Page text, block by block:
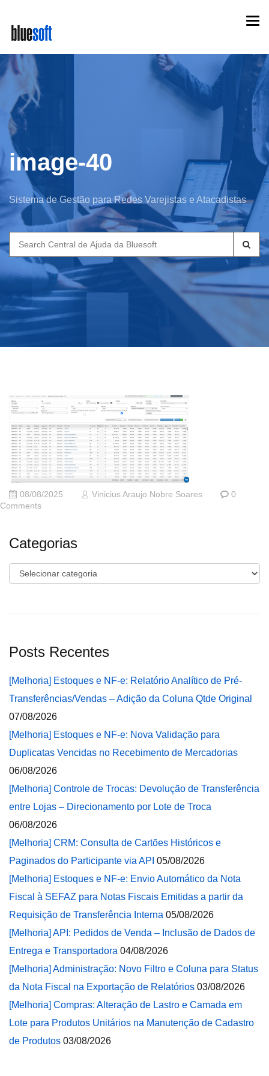
main
content
image-40
Sistema de Gestão para Redes Varejistas e Atacadistas
Search
for:
08/08/2025 Vinicius Araujo Nobre Soares
0
Comments
Categorias
Categorias
Posts Recentes
[Melhoria] Estoques e NF-e: Relatório Analítico de Pré-
Transferências/Vendas – Adição da Coluna Qtde Original
07/08/2026
[Melhoria] Estoques e NF-e: Nova Validação para
Duplicatas Vencidas no Recebimento de Mercadorias
06/08/2026
[Melhoria] Controle de Trocas: Devolução de Transferência
entre Lojas – Direcionamento por Lote de Troca
06/08/2026
[Melhoria] CRM: Consulta de Cartões Históricos e
Paginados do Participante via API 05/08/2026
[Melhoria] Estoques e NF-e: Envio Automático da Nota
Fiscal à SEFAZ para Notas Fiscais Emitidas a partir da
Requisição de Transferência Interna 05/08/2026
[Melhoria] API: Pedidos de Venda – Inclusão de Dados de
Entrega e Transportadora 04/08/2026
[Melhoria] Administração: Novo Filtro e Coluna para Status
da Nota Fiscal na Exportação de Relatórios 03/08/2026
[Melhoria] Compras: Alteração de Lastro e Camada em
Lote para Produtos Unitários na Manutenção de Cadastro
de Produtos 03/08/2026